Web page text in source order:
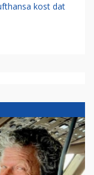
kost dat